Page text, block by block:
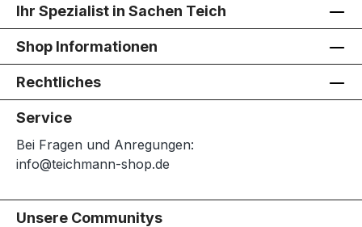
Ihr Spezialist in Sachen Teich
Shop Informationen
Rechtliches
Service
Bei Fragen und Anregungen:
info@teichmann-shop.de
Unsere Communitys